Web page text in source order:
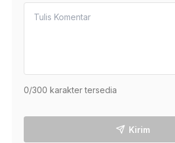
0/300 karakter tersedia
Kirim